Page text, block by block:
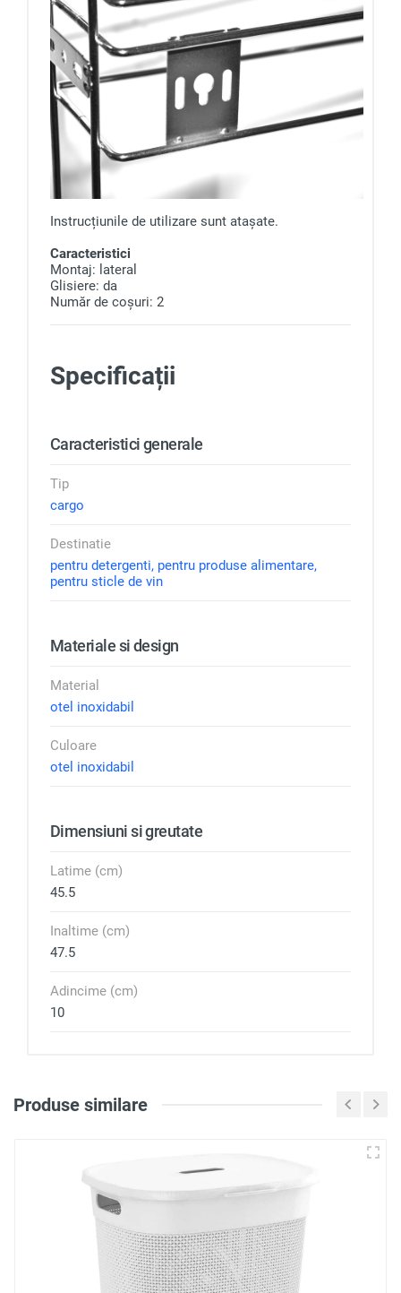
Instrucțiunile de utilizare sunt atașate.
Caracteristici
Montaj: lateral
Glisiere: da
Număr de coșuri: 2
Specificații
Caracteristici generale
Tip
cargo
Destinatie
pentru detergenti, pentru produse alimentare,
pentru sticle de vin
Materiale si design
Material
otel inoxidabil
Culoare
otel inoxidabil
Dimensiuni si greutate
Latime (cm)
45.5
Inaltime (cm)
47.5
Adincime (cm)
10
Loghează-te pentru a scri
Produse similare